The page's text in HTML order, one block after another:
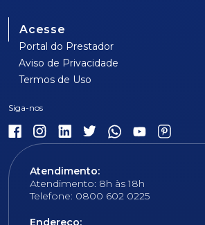
Acesse
Portal do Prestador
Aviso de Privacidade
Termos de Uso
Atendimento:
Atendimento: 8h às 18h
Telefone: 0800 602 0225